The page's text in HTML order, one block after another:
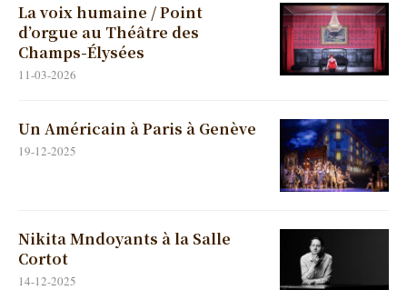
La voix humaine / Point
d’orgue au Théâtre des
Champs-Élysées
11-03-2026
Un Américain à Paris à Genève
19-12-2025
Nikita Mndoyants à la Salle
Cortot
14-12-2025